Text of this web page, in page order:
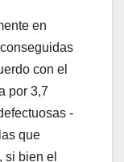
en
con el
por 3,7
-
que
si bien el